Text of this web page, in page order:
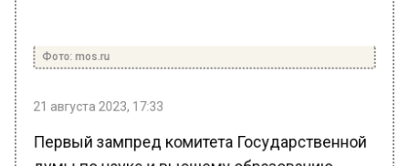
думы по науке и высшему образованию